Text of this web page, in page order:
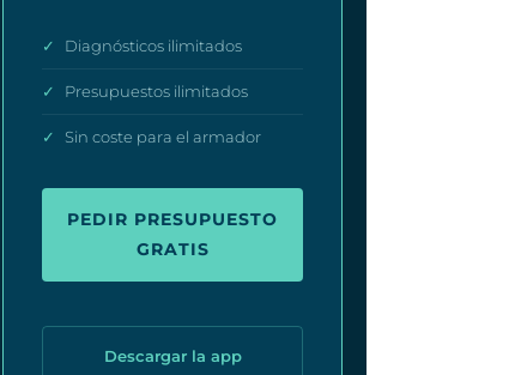
✓ Diagnósticos ilimitados
✓ Presupuestos ilimitados
✓ Sin coste para el armador
PEDIR PRESUPUESTO
GRATIS
Descargar la app